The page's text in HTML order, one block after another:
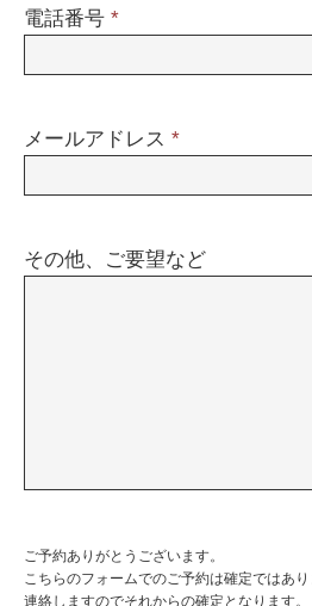
電話番号 *
メールアドレス *
その他、ご要望など
ご予約ありがとうございます。
こちらのフォームでのご予約は確定ではあ
連絡しますのでそれからの確定となります。